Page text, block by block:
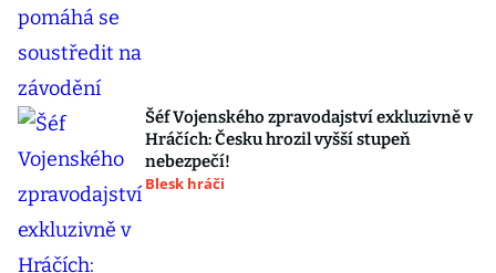
Šéf Vojenského zpravodajství exkluzivně v
Hráčích: Česku hrozil vyšší stupeň
nebezpečí!
Blesk hráči